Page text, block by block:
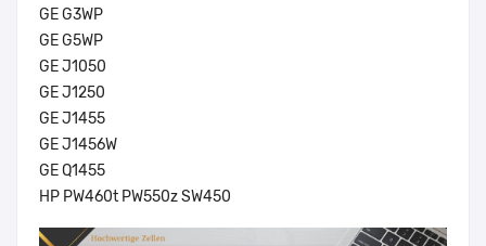
GE G3WP
GE G5WP
GE J1050
GE J1250
GE J1455
GE J1456W
GE Q1455
HP PW460t PW550z SW450